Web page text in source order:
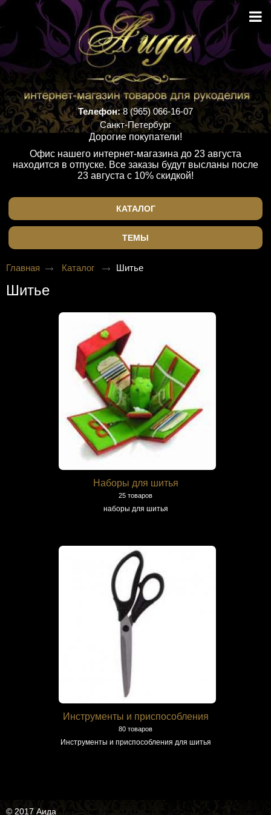
Телефон:8 (965) 066-16-07
Санкт-Петербург
Дорогие покупатели!
Офис нашего интернет-магазина до 23 августа
находится в отпуске. Все заказы будут высланы после
23 августа с 10% скидкой!
КАТАЛОГ
ТЕМЫ
Главная Каталог Шитье
Шитье
Наборы для шитья
25 товаров
наборы для шитья
Инструменты и приспособления
80 товаров
Инструменты и приспособления для шитья
© 2017 Аида